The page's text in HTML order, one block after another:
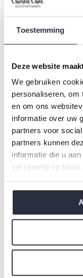
Toestemming
Deze website
We gebruiken
personaliseren, om
en om ons
informatie over uw
partners voor
partners kunnen
informatie die u
verzameld op
SHOP DAMES
SHOP HEREN